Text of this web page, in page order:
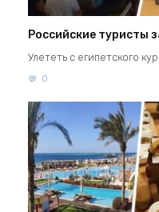
Российские туристы
Улететь с египетского
0